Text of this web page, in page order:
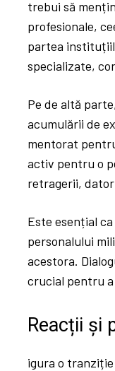
trebui să
profesionale,
partea
specializate,
Pe de altă
acumulării de
mentorat
activ pentru o
retragerii,
Este esențial
personalului
acestora.
crucial pentru a
Reacții și
igura o